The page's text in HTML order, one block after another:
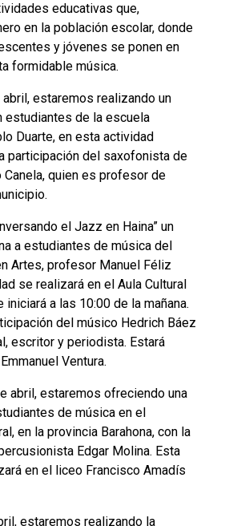
educativas que,
en la población escolar, donde
y jóvenes se ponen en
formidable música.
estaremos realizando un
estudiantes de la escuela
Duarte, en esta actividad
participación del saxofonista de
Canela, quien es profesor de
el Jazz en Haina” un
a estudiantes de música del
Artes, profesor Manuel Féliz
se realizará en el Aula Cultural
a las 10:00 de la mañana.
del músico Hedrich Báez
escritor y periodista. Estará
Ventura.
abril, estaremos ofreciendo una
de música en el
en la provincia Barahona, con la
Edgar Molina. Esta
en el liceo Francisco Amadís
estaremos realizando la